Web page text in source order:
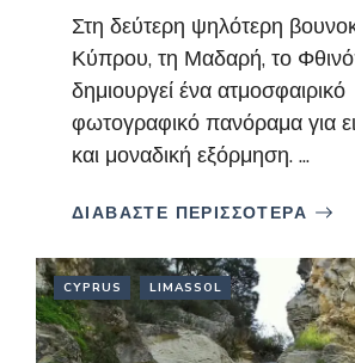
Στη δεύτερη ψηλότερη
Κύπρου, τη Μαδαρή, το
δημιουργεί ένα ατμοσφαιρικό
φωτογραφικό πανόραμα για
και μοναδική εξόρμηση. ...
ΔΙΑΒΑΣΤΕ ΠΕΡΙΣΣΟΤΕΡΑ
CYPRUS LIMASSOL